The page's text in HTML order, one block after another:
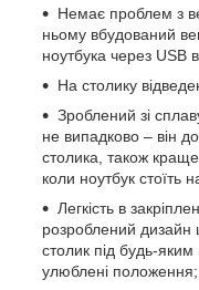
Немає проблем з
ньому вбудований
ноутбука через USB
На столику
Зроблений зі
не випадково – він
столика, також
коли ноутбук стоїть
Легкість в
розроблений дизайн
столик під будь-яким
улюблені положення;